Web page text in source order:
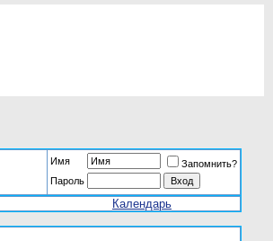
Имя
Запомнить?
Пароль
Календарь